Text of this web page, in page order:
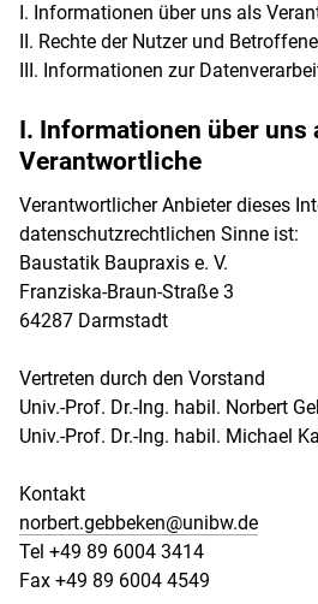
I. Informationen über uns als
II. Rechte der Nutzer und
III. Informationen zur
I. Informationen über uns
Verantwortliche
Verantwortlicher Anbieter dieses
datenschutzrechtlichen Sinne ist:
Baustatik Baupraxis e. V.
Franziska-Braun-Straße 3
64287 Darmstadt
Vertreten durch den Vorstand
Univ.-Prof. Dr.-Ing. habil. Norbert
Univ.-Prof. Dr.-Ing. habil. Michael
Kontakt
norbert.gebbeken@unibw.de
Tel +49 89 6004 3414
Fax +49 89 6004 4549